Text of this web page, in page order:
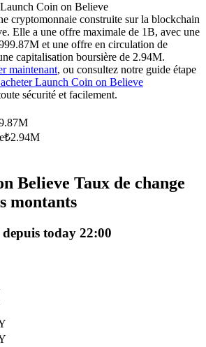
comme garantie
traders
de copie
Coin on Believe
cryptomonnaie construite sur la blockchain
Elle a une offre maximale de 1B, avec une
et une offre en circulation de
capitalisation boursière de 2.94M.
maintenant, ou consultez notre guide étape
Launch Coin on Believe
sécurité et facilement.
₺2.94M
Believe Taux de change
montants
today 22:00